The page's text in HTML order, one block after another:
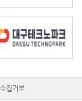
집거부